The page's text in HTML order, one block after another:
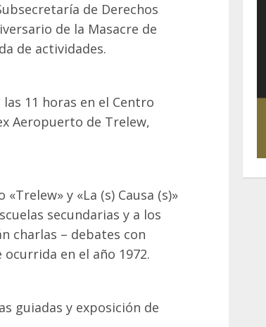
de Derechos
de la Masacre de
de actividades.
11 horas en el Centro
Aeropuerto de Trelew,
y «La (s) Causa (s)»
secundarias y a los
charlas – debates con
en el año 1972.
guiadas y exposición de